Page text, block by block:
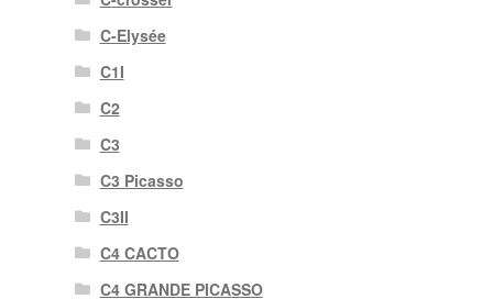
C-Elysée
C1I
C2
C3
C3 Picasso
C3II
C4 CACTO
C4 GRANDE PICASSO